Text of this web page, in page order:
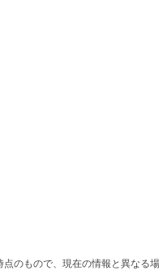
のもので、現在の情報と異なる場